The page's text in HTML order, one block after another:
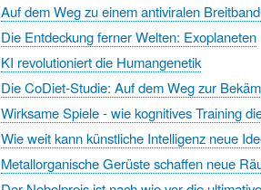
Auf dem Weg zu einem antiviralen
Die Entdeckung ferner Welten: Exoplaneten
KI revolutioniert die Humangenetik
Die CoDiet-Studie: Auf dem Weg zur
Wirksame Spiele - wie kognitives Training
Wie weit kann künstliche Intelligenz neue
Metallorganische Gerüste schaffen neue